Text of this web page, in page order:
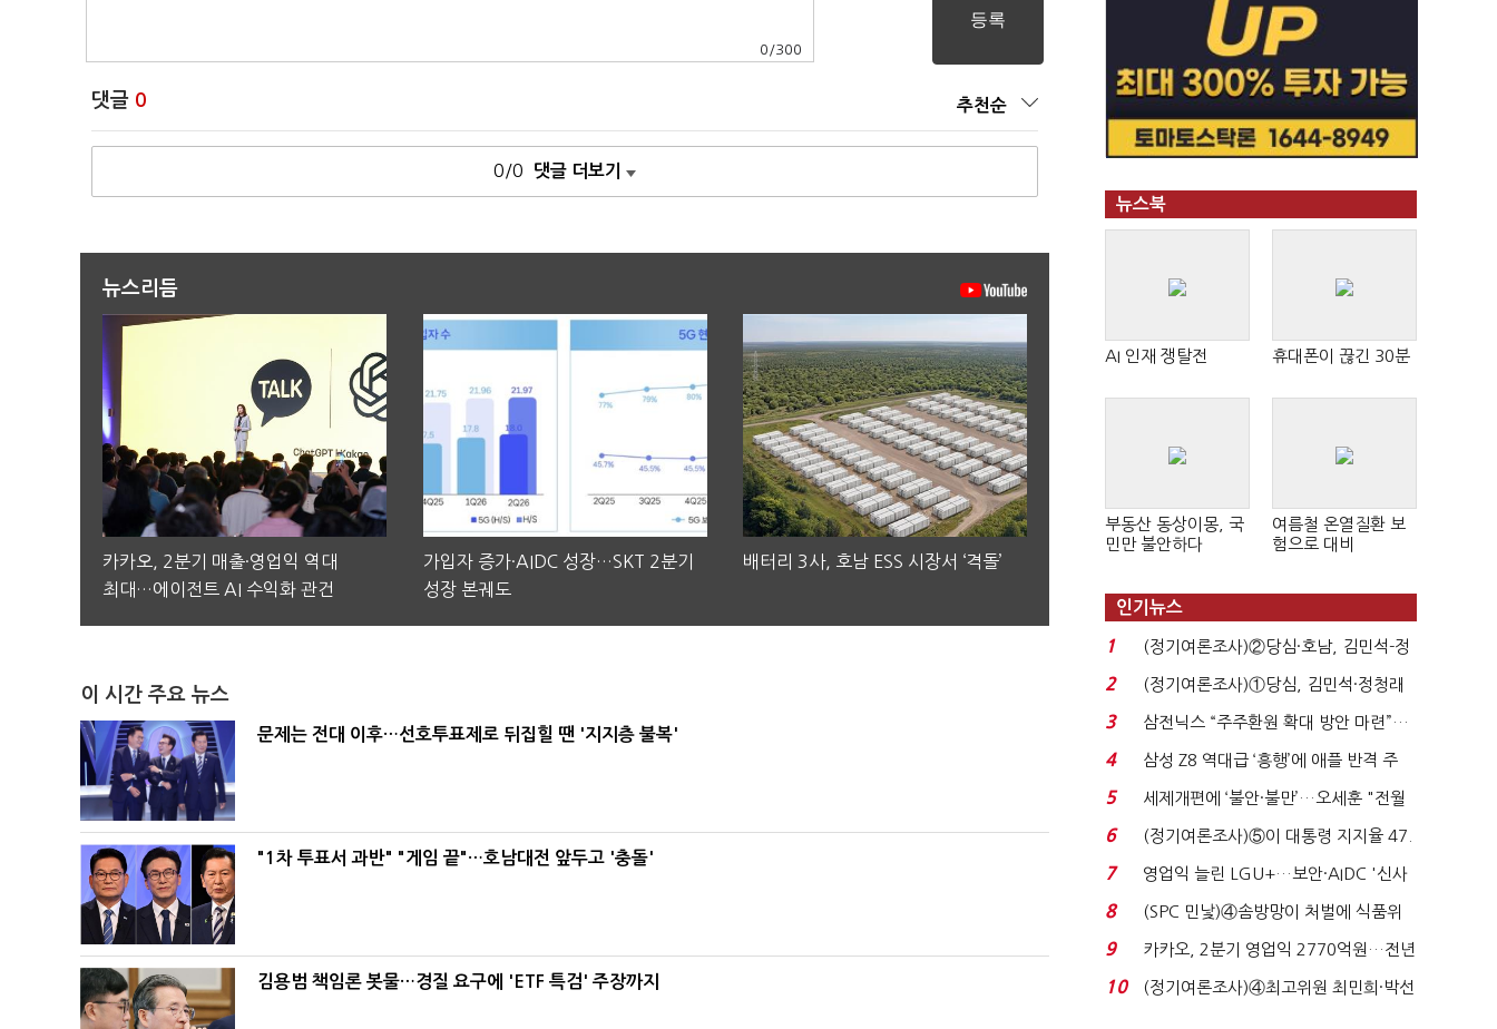
0 /300
댓글 0 추천순
0/0 댓글 더보기
뉴스리듬
카카오, 2분기 매출·영업익 역대
최대…에이전트 AI 수익화 관건
가입자 증가·AIDC 성장…SKT 2분기
성장 본궤도
배터리 3사, 호남 ESS 시장서 ‘격돌’
이 시간 주요 뉴스
문제는 전대 이후…선호투표제로 뒤집힐 땐 '지지층 불복'
"1차 투표서 과반" "게임 끝"…호남대전 앞두고 '충돌'
김용범 책임론 봇물…경질 요구에 'ETF 특검' 주장까지
뉴스북
AI 인재 쟁탈전 휴대폰이 끊긴 30분
부동산 동상이몽, 국
민만 불안하다
여름철 온열질환 보
험으로 대비
인기뉴스
1
(정기여론조사)②당심·호남, 김민석-정
청래 '초접전'...
2
(정기여론조사)①당심, 김민석·정청래
'초접전'…대통령 ...
3
삼전닉스 “주주환원 확대 방안 마련”…
로이터에 성명...
4
삼성 Z8 역대급 ‘흥행’에 애플 반격 주
목…9월 ‘폴...
5
세제개편에 ‘불안·불만’…오세훈 "전월
세 구하기 더 ...
6
(정기여론조사)⑤이 대통령 지지율 47.
7%…일주일 만에 ...
7
영업익 늘린 LGU+…보안·AIDC '신사
업 드라이브'...
8
(SPC 민낯)④솜방망이 처벌에 식품위
생법 위반 반복...
9
카카오, 2분기 영업익 2770억원…전년
비 36% 증가...
10
(정기여론조사)④최고위원 최민희·박선